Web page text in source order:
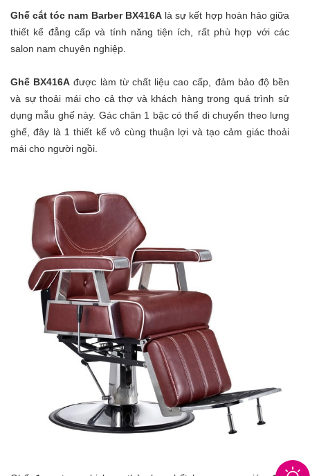
Ghế cắt tóc nam Barber BX416Alà sự kết hợp hoàn hảo giữa
thiết kế đẳng cấp và tính năng tiện ích, rất phù hợp với các
salon nam chuyên nghiệp.
Ghế BX416A được làm từ chất liệu cao cấp, đảm bảo độ bền
và sự thoải mái cho cả thợ và khách hàng trong quá trình sử
dụng mẫu ghế này. Gác chân 1 bậc có thể di chuyển theo lưng
ghế, đây là 1 thiết kế vô cùng thuận lợi và tạo cảm giác thoải
mái cho người ngồi.